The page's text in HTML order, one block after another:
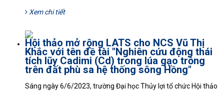
Xem chi tiết
Hội thảo mở rộng LATS cho NCS Vũ Thị
Khắc với tên đề tài "Nghiên cứu động thái
tích lũy Cadimi (Cd) trong lúa gạo trồng
trên đất phù sa hệ thống sông Hồng"
Sáng ngày 6/6/2023, trường Đại học Thủy lợi tổ chức Hội thảo